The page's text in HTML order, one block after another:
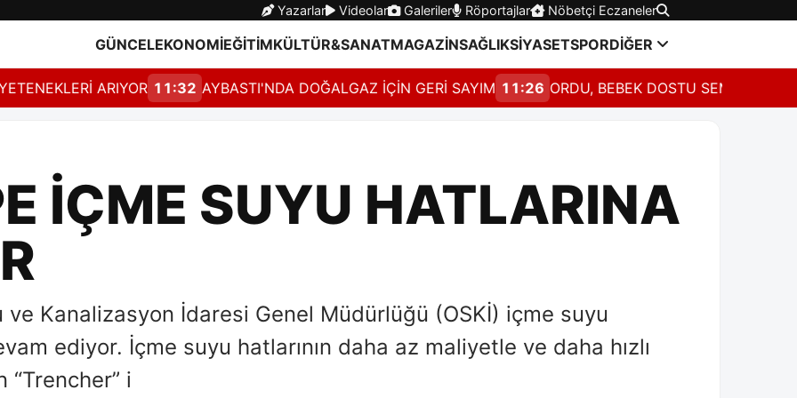
Yazarlar Videolar Galeriler Röportajlar Nöbetçi Eczaneler
GÜNCELEKONOMİEĞİTİMKÜLTÜR&SANATMAGAZİNSAĞLIKSİYASETSPORDİĞER
ARIYOR 11:32 AYBASTI'NDA DOĞALGAZ İÇİN GERİ SAYIM 11:26 ORDU, BEBEK DOSTU
İÇME SUYU HATLARINA
Kanalizasyon İdaresi Genel Müdürlüğü (OSKİ) içme suyu
ediyor. İçme suyu hatlarının daha az maliyetle ve daha hızlı
“Trencher” i